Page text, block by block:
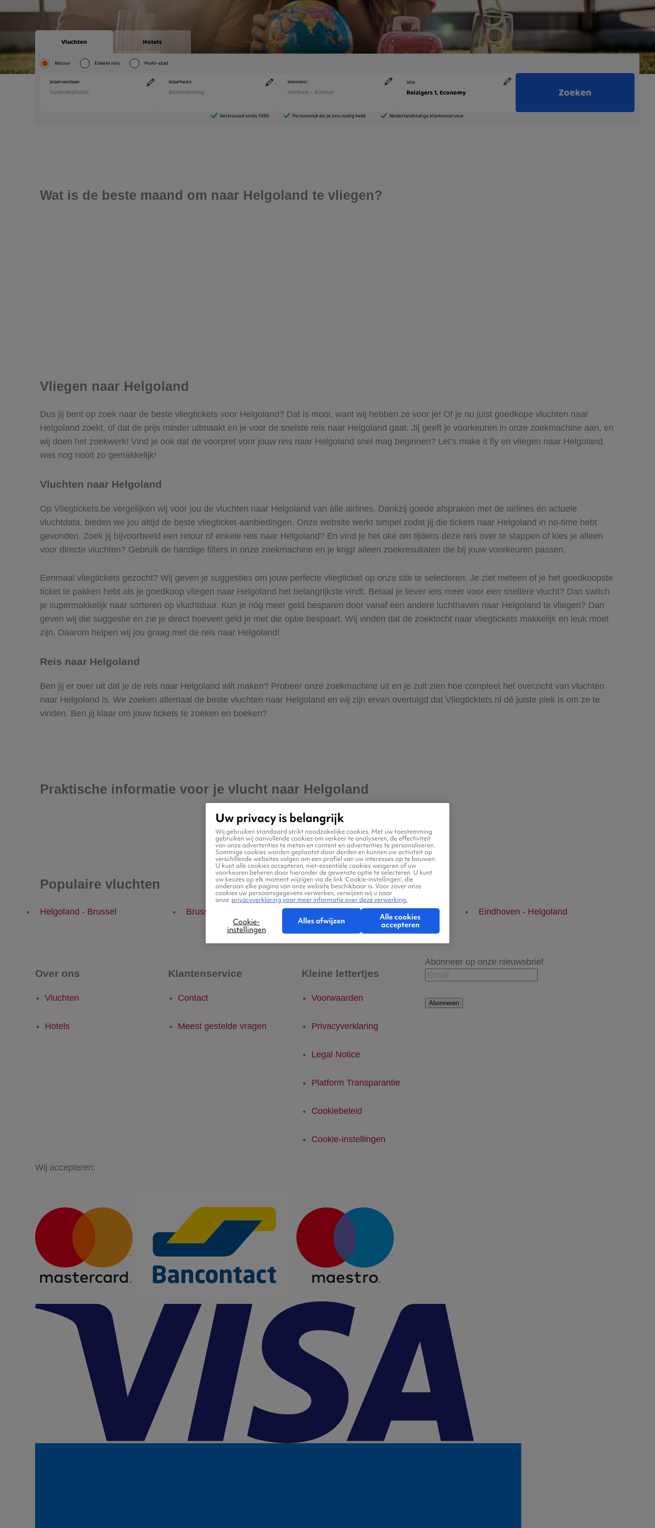
Wat is de beste maand om naar Helgoland te vliegen?
Vliegen naar Helgoland
Dus jij bent op zoek naar de beste vliegtickets voor Helgoland? Dat is mooi, want wij hebben ze voor je! Of je nu juist goedkope vluchten naar
Helgoland zoekt, of dat de prijs minder uitmaakt en je voor de snelste reis naar Helgoland gaat. Jij geeft je voorkeuren in onze zoekmachine aan, en
wij doen het zoekwerk! Vind je ook dat de voorpret voor jouw reis naar Helgoland snel mag beginnen? Let’s make it fly en vliegen naar Helgoland
was nog nooit zo gemakkelijk!
Vluchten naar Helgoland
Op Vliegtickets.be vergelijken wij voor jou de vluchten naar Helgoland van álle airlines. Dankzij goede afspraken met de airlines én actuele
vluchtdata, bieden we jou altijd de beste vliegticket-aanbiedingen. Onze website werkt simpel zodat jij die tickets naar Helgoland in no-time hebt
gevonden. Zoek jij bijvoorbeeld een retour of enkele reis naar Helgoland? En vind je het oké om tijdens deze reis over te stappen of kies je alleen
voor directe vluchten? Gebruik de handige filters in onze zoekmachine en je krijgt alleen zoekresultaten die bij jouw voorkeuren passen.
Eenmaal vliegtickets gezocht? Wij geven je suggesties om jouw perfecte vliegticket op onze site te selecteren. Je ziet meteen of je het goedkoopste
ticket te pakken hebt als je goedkoop vliegen naar Helgoland het belangrijkste vindt. Betaal je liever iets meer voor een snellere vlucht? Dan switch
je supermakkelijk naar sorteren op vluchtduur. Kun je nóg meer geld besparen door vanaf een andere luchthaven naar Helgoland te vliegen? Dan
geven wij die suggestie en zie je direct hoeveel geld je met die optie bespaart. Wij vinden dat de zoektocht naar vliegtickets makkelijk en leuk moet
zijn. Daarom helpen wij jou graag met de reis naar Helgoland!
Reis naar Helgoland
Ben jij er over uit dat je de reis naar Helgoland wilt maken? Probeer onze zoekmachine uit en je zult zien hoe compleet het overzicht van vluchten
naar Helgoland is. We zoeken allemaal de beste vluchten naar Helgoland en wij zijn ervan overtuigd dat Vliegticktets.nl dé juiste plek is om ze te
vinden. Ben jij klaar om jouw tickets te zoeken en boeken?
Praktische informatie voor je vlucht naar Helgoland
Populaire vluchten
Helgoland - Brussel Brussel - Helgoland Helgoland - Eindhoven Eindhoven - Helgoland
Over ons
Vluchten
Hotels
Klantenservice
Contact
Meest gestelde vragen
Kleine lettertjes
Voorwaarden
Privacyverklaring
Legal Notice
Platform Transparantie
Cookiebeleid
Cookie-instellingen
Abonneer op onze nieuwsbrief
Abonneren
Wij accepteren:
Uw privacy is belangrijk
Wij gebruiken standaard strikt noodzakelijke cookies. Met uw toestemming
gebruiken wij aanvullende cookies om verkeer te analyseren, de effectiviteit
van onze advertenties te meten en content en advertenties te personaliseren.
Sommige cookies worden geplaatst door derden en kunnen uw activiteit op
verschillende websites volgen om een profiel van uw interesses op te bouwen.
U kunt alle cookies accepteren, niet-essentiële cookies weigeren of uw
voorkeuren beheren door hieronder de gewenste optie te selecteren. U kunt
uw keuzes op elk moment wijzigen via de link ‘Cookie-instellingen’, die
onderaan elke pagina van onze website beschikbaar is. Voor zover onze
cookies uw persoonsgegevens verwerken, verwijzen wij u naar
onze privacyverklaring voor meer informatie over deze verwerking.
Cookie-
instellingen
Alles afwijzen
Alle cookies
accepteren